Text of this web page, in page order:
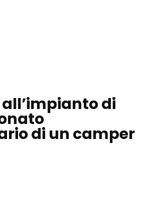
di
di un camper